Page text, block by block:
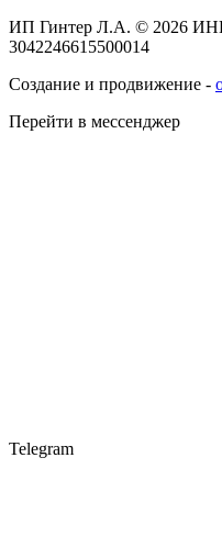
ИП Гинтер Л.А. © 2026
3042246615500014
Создание и продвижение -
Перейти в мессенджер
Telegram